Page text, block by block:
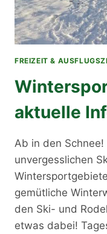
FREIZEIT &
aktuelle
Ab in den Schnee!
unvergesslichen
gemütliche
den Ski- und
etwas dabei!